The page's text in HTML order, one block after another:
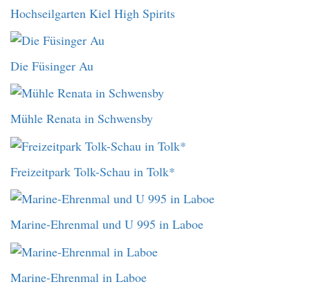
Hochseilgarten Kiel High Spirits
Die Füsinger Au
Mühle Renata in Schwensby
Freizeitpark Tolk-Schau in Tolk*
Marine-Ehrenmal und U 995 in Laboe
Marine-Ehrenmal in Laboe